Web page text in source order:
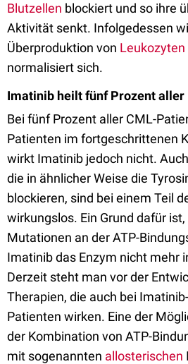
Blutzellen blockiert und so ihre
Aktivität senkt. Infolgedessen
Überproduktion von Leukozyten
normalisiert sich.
Imatinib heilt fünf Prozent
Bei fünf Prozent aller CML-
Patienten im fortgeschrittenen
wirkt Imatinib jedoch nicht.
die in ähnlicher Weise die
blockieren, sind bei einem Teil
wirkungslos. Ein Grund dafür
Mutationen an der ATP-
Imatinib das Enzym nicht mehr
Derzeit steht man vor der
Therapien, die auch bei
Patienten wirken. Eine der
der Kombination von ATP-
mit sogenannten allosterischen